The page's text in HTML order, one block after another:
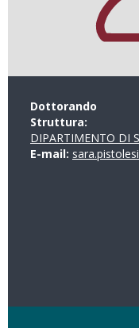
Dottorando
Struttura:
DIPARTIMENTO DI
E-mail: